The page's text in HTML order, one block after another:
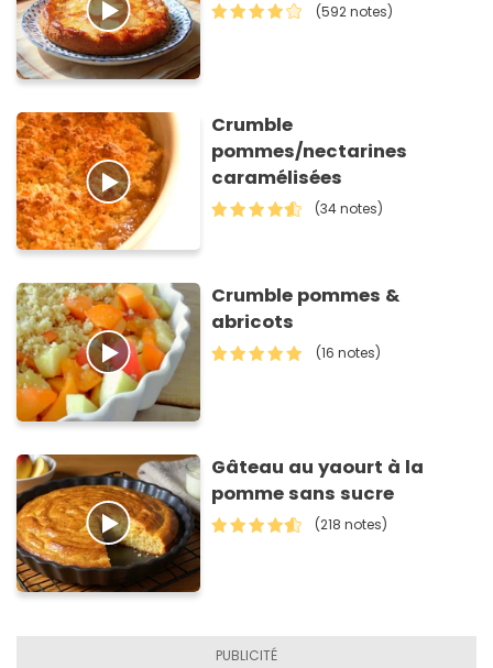
(592 notes)
Crumble
pommes/nectarines
caramélisées
(34 notes)
Crumble pommes &
abricots
(16 notes)
Gâteau au yaourt à la
pomme sans sucre
(218 notes)